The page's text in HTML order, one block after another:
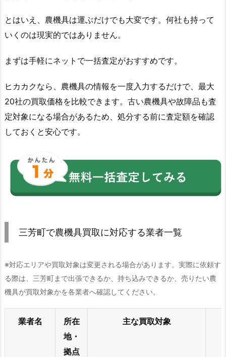
とはいえ、農機具は運ぶだけでも大変です。何社も持って
いくのは現実的ではありません。
まずは手軽にネットで一括査定がおすすめです。
ヒカカクなら、農機具の情報を一度入力するだけで、最大
20社の買取価格を比較できます。古い農機具や故障品も査
定対象になる場合があるため、処分する前に査定額を確認
しておくと安心です。
三芳町で農機具買取に対応する業者一覧
※対応エリアや買取対象は変更される場合があります。実際に依頼す
る際は、三芳町まで出張できるか、持ち込みできるか、売りたい農
機具が買取対象かを各業者へ確認してください。
業者名
所在
地・
拠点
主な買取対象